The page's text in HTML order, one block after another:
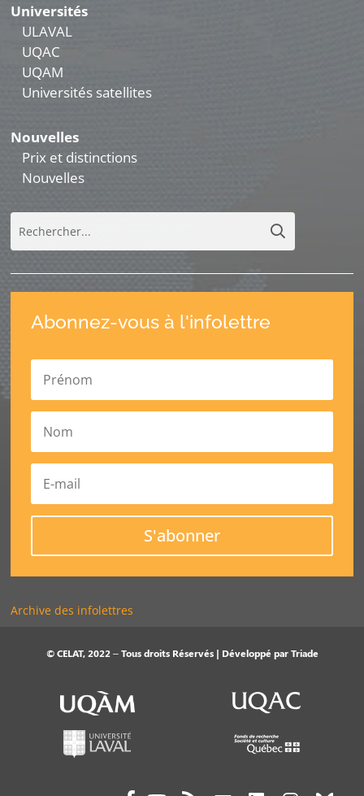
Universités
ULAVAL
UQAC
UQAM
Universités satellites
Nouvelles
Prix et distinctions
Nouvelles
Abonnez-vous à l'infolettre
S'abonner
Archive des infolettres
© CELAT, 2022 – Tous droits Réservés | Développé parTriade